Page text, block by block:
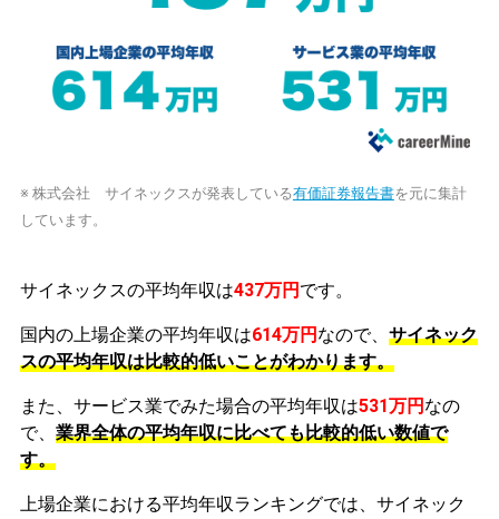
※ 株式会社 サイネックスが発表している有価証券報告書を元に集計
しています。
サイネックスの平均年収は437万円 です。
国内の上場企業の平均年収は614万円 なので、 サイネック
スの平均年収は比較的低いことがわかります。
また、サービス業でみた場合の平均年収は531万円 なの
で、 業界全体の平均年収に比べても比較的低い数値で
す。
上場企業における平均年収ランキングでは、サイネック